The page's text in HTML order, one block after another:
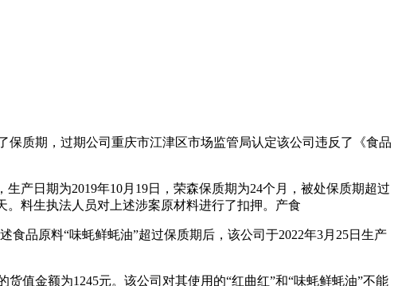
质期，过期公司重庆市江津区市场监管局认定该公司违反了《食品
产日期为2019年10月19日，荣森保质期为24个月，被处保质期超过
。料生执法人员对上述涉案原材料进行了扣押。产食
食品原料“味蚝鲜蚝油”超过保质期后，该公司于2022年3月25日生产
值金额为1245元。该公司对其使用的“红曲红”和“味蚝鲜蚝油”不能